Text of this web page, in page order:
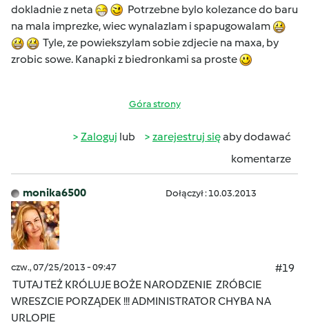
dokladnie z neta
Potrzebne bylo kolezance do baru
na mala imprezke, wiec wynalazlam i spapugowalam
Tyle, ze powiekszylam sobie zdjecie na maxa, by
zrobic sowe. Kanapki z biedronkami sa proste
Góra strony
Zaloguj lub zarejestruj sięaby dodawać
komentarze
monika6500 Dołączył : 10.03.2013
czw., 07/25/2013 - 09:47
#19
TUTAJ TEŻ KRÓLUJE BOŻE NARODZENIE ZRÓBCIE
WRESZCIE PORZĄDEK !!! ADMINISTRATOR CHYBA NA
URLOPIE